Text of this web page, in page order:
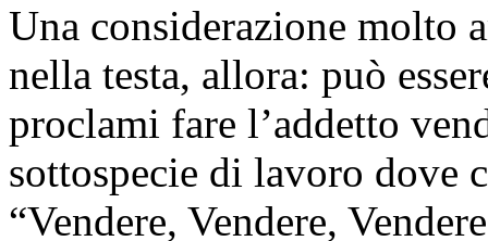
Una considerazione molto
nella testa, allora: può
proclami fare l’addetto
sottospecie di lavoro dove
“Vendere, Vendere,